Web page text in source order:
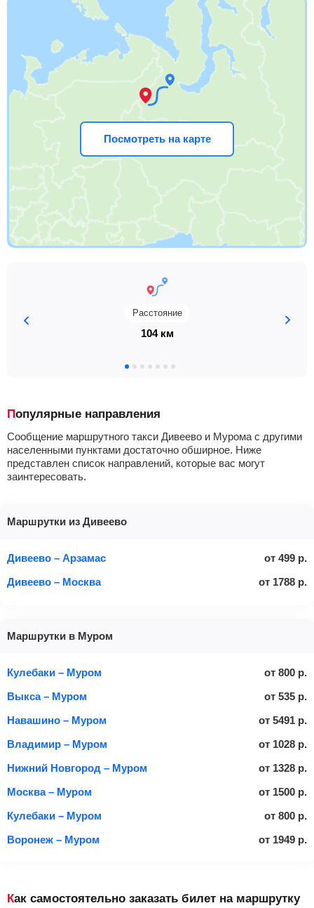
Посмотреть на карте
Расстояние
104 км
Популярные направления
Сообщение маршрутного такси Дивеево и Мурома с другими
населенными пунктами достаточно обширное. Ниже
представлен список направлений, которые вас могут
заинтересовать.
Маршрутки из Дивеево
Дивеево – Арзамас от 499 р.
Дивеево – Москва
от 1788 р.
Маршрутки в Муром
Кулебаки – Муром от 800 р.
Выкса – Муром
от 535 р.
Навашино – Муром
от 5491 р.
Владимир – Муром
от 1028 р.
Нижний Новгород – Муром
от 1328 р.
Москва – Муром
от 1500 р.
Кулебаки – Муром
от 800 р.
Воронеж – Муром
от 1949 р.
Как самостоятельно заказать билет на маршрутку